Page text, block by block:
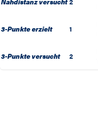
3-Punkte erzielt 1
3-Punkte versucht 2